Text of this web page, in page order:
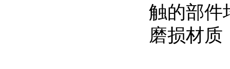
触的部件
磨损材质